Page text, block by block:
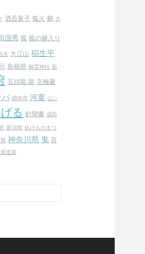
酒呑童子 狐火 鵺 大
国男 狐 狐の嫁入り
夫 大江山 稲生平
島根県 御霊神社 面
五頭龍.龍 京極夏
パ 調布市 河童 山ン
る 針聞書 成田
新潟県 化けものまつ
神奈川県 鬼 百
道真